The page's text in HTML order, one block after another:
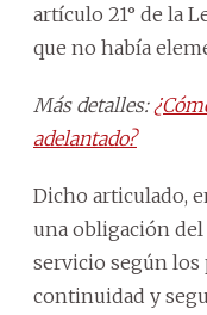
artículo 21° de la
que no había
Más detalles:
adelantado?
Dicho articulado,
una obligación
servicio según los
continuidad y